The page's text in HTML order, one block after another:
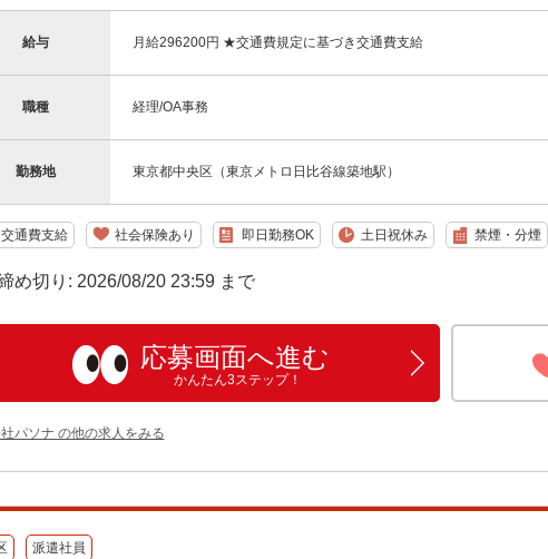
給与 月給296200円 ★交通費規定に基づき交通費支給
職種 経理/OA事務
勤務地 東京都中央区（東京メトロ日比谷線築地駅）
交通費支給 社会保険あり 即日勤務OK 土日祝休み 禁煙・分煙
め切り: 2026/08/20 23:59 まで
応募画面へ進む
かんたん3ステップ！
パソナ の他の求人をみる
派遣社員